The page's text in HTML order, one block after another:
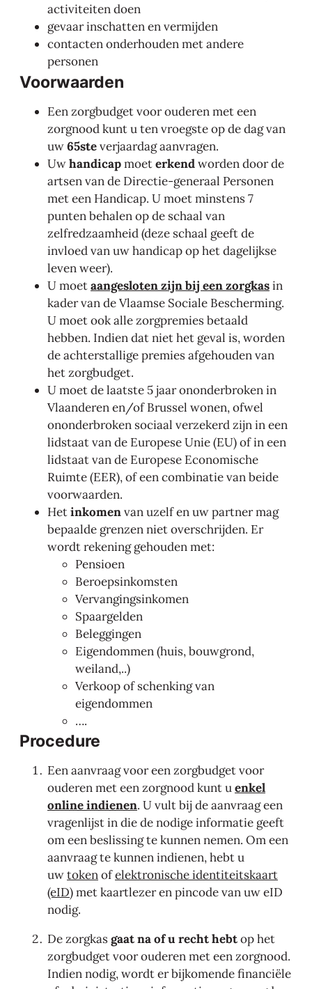
activiteiten doen
gevaar inschatten en vermijden
contacten onderhouden met andere
personen
Voorwaarden
Een zorgbudget voor ouderen met een
zorgnood kunt u ten vroegste op de dag van
uw65steverjaardag aanvragen.
Uwhandicapmoeterkendworden door de
artsen van de Directie-generaal Personen
met een Handicap. U moet minstens 7
punten behalen op de schaal van
zelfredzaamheid (deze schaal geeft de
invloed van uw handicap op het dagelijkse
leven weer).
U moetaangesloten zijn bij een zorgkasin
kader van de Vlaamse Sociale Bescherming.
U moet ook alle zorgpremies betaald
hebben. Indien dat niet het geval is, worden
de achterstallige premies afgehouden van
het zorgbudget.
U moet de laatste 5 jaar ononderbroken in
Vlaanderen en/of Brussel wonen, ofwel
ononderbroken sociaal verzekerd zijn in een
lidstaat van de Europese Unie (EU) of in een
lidstaat van de Europese Economische
Ruimte (EER), of een combinatie van beide
voorwaarden.
Hetinkomenvan uzelf en uw partner mag
bepaalde grenzen niet overschrijden. Er
wordt rekening gehouden met:
Pensioen
Beroepsinkomsten
Vervangingsinkomen
Spaargelden
Beleggingen
Eigendommen (huis, bouwgrond,
weiland,..)
Verkoop of schenking van
eigendommen
….
Procedure
Een aanvraag voor een zorgbudget voor
ouderen met een zorgnood kunt uenkel
onlineindienen. U vult bij de aanvraag een
vragenlijst in die de nodige informatie geeft
om een beslissing te kunnen nemen. Om een
aanvraag te kunnen indienen, hebt u
uwtokenofelektronische identiteitskaart
(eID)met kaartlezer en pincode van uw eID
nodig.
De zorgkasgaat na of u recht hebtop het
zorgbudget voor ouderen met een zorgnood.
Indien nodig, wordt er bijkomende financiële